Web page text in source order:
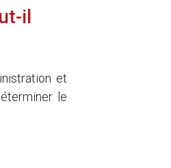
il
et
le